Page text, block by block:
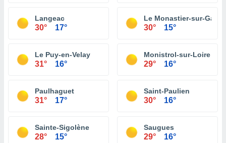
Langeac
30° 17°
Le Monastier-sur-
30° 15°
Le Puy-en-Velay
31° 16°
Monistrol-sur-Loire
29° 16°
Paulhaguet
31° 17°
Saint-Paulien
30° 16°
Sainte-Sigolène
28° 15°
Saugues
29° 16°